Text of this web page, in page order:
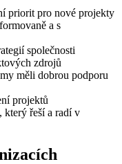
priorit pro nové projekty
a s
společnosti
zdrojů
měli dobrou podporu
projektů
který řeší a radí v